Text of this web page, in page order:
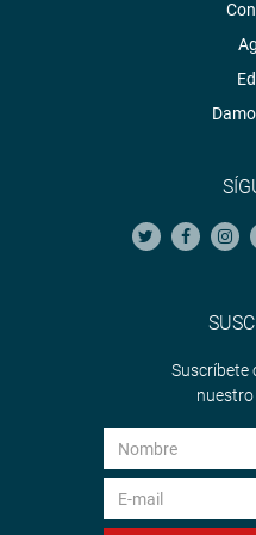
Suscríbete
nuestro